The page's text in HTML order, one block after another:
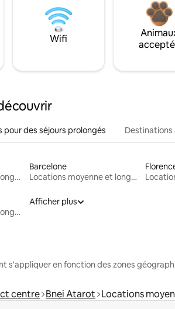
Wifi
des séjours prolongés
Locations moyenne et longue durée
Barcelone
Locations moyenne et longue durée
Locations moyenne et longue durée
Afficher plus
s'appliquer en fonction des zones
centre Bnei Atarot Locations